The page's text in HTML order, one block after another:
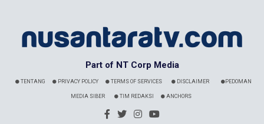
Part of NT Corp Media
TENTANG PRIVACY POLICY TERMS OF SERVICES DISCLAIMER PEDOMAN
MEDIA SIBER TIM REDAKSI ANCHORS